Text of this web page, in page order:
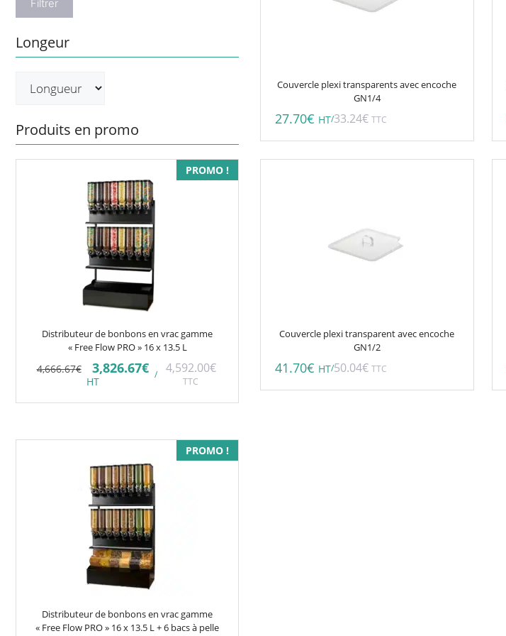
Couvercle plexi transparents avec encoche
GN1/4
27.70€ HT/33.24€ TTC
Couvercle plexi transparent avec encoche
GN1/2
41.70€ HT/50.04€ TTC
Filtrer
Longeur
Produits en promo
PROMO !
Distributeur de bonbons en vrac gamme
« Free Flow PRO » 16 x 13.5 L
4,666.67€ Le
prix
initial
était :
3,826.67€Le
prix
est :
HT
/ 4,592.00€
TTC
PROMO !
Distributeur de bonbons en vrac gamme
« Free Flow PRO » 16 x 13.5 L + 6 bacs à pelle